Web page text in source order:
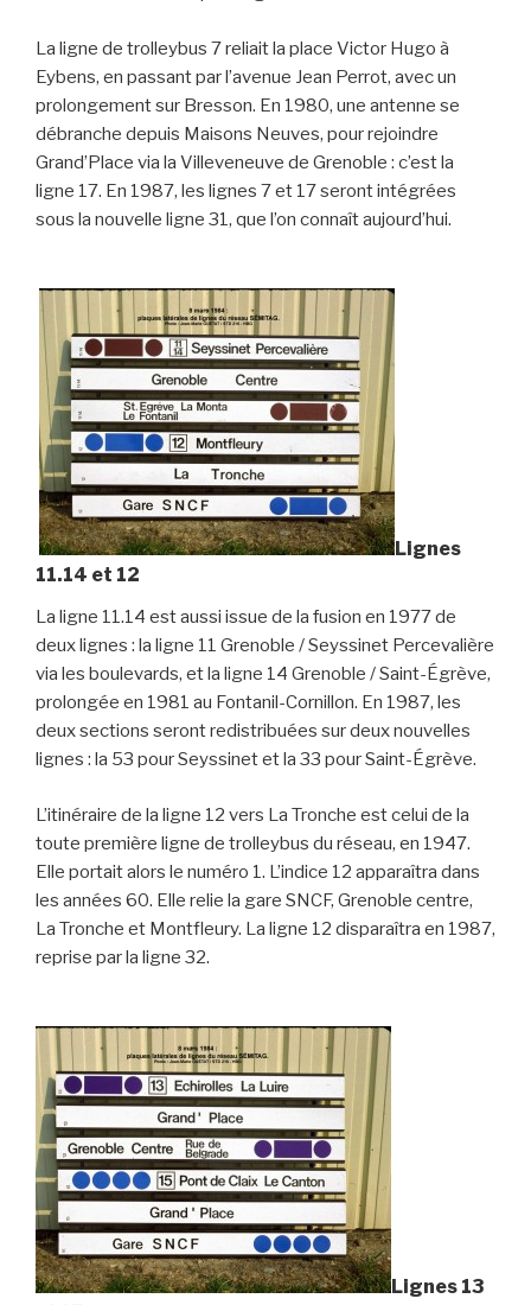
La ligne de trolleybus 7 reliait la place Victor Hugo à
Eybens, en passant par l’avenue Jean Perrot, avec un
prolongement sur Bresson. En 1980, une antenne se
débranche depuis Maisons Neuves, pour rejoindre
Grand’Place via la Villeveneuve de Grenoble : c’est la
ligne 17. En 1987, les lignes 7 et 17 seront intégrées
sous la nouvelle ligne 31, que l’on connaît aujourd’hui.
Lignes
11.14 et 12
La ligne 11.14 est aussi issue de la fusion en 1977 de
deux lignes : la ligne 11 Grenoble / Seyssinet Percevalière
via les boulevards, et la ligne 14 Grenoble / Saint-Égrève,
prolongée en 1981 au Fontanil-Cornillon. En 1987, les
deux sections seront redistribuées sur deux nouvelles
lignes : la 53 pour Seyssinet et la 33 pour Saint-Égrève.
L’itinéraire de la ligne 12 vers La Tronche est celui de la
toute première ligne de trolleybus du réseau, en 1947.
Elle portait alors le numéro 1. L’indice 12 apparaîtra dans
les années 60. Elle relie la gare SNCF, Grenoble centre,
La Tronche et Montfleury. La ligne 12 disparaîtra en 1987,
reprise par la ligne 32.
Lignes 13